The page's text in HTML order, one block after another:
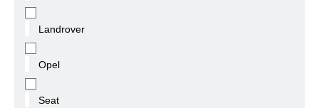
Landrover
Opel
Seat